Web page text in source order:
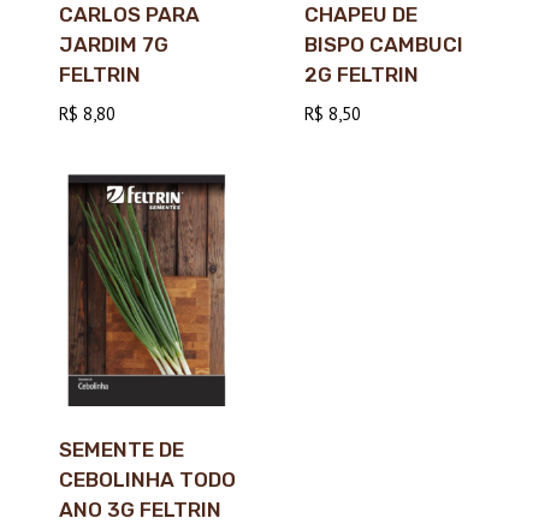
CARLOS PARA
JARDIM 7G
FELTRIN
R$ 8,80
CHAPEU DE
BISPO CAMBUCI
2G FELTRIN
R$ 8,50
SEMENTE DE
CEBOLINHA TODO
ANO 3G FELTRIN